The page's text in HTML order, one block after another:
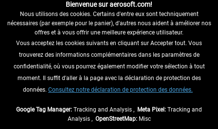
RENONCER AU CONTRAT ICI
INFORMATIONS
NE MANQUEZ PAS LES DERNIÈRES
Bienvenue sur aerosoft.com!
Nous utilisons des cookies. Certains d'entre eux sont techniquement
nécessaires (par exemple pour le panier), d'autres nous aident à améliorer nos
offres et à vous offrir une meilleure expérience utilisateur.
Vous acceptez les cookies suivants en cliquant sur Accepter tout. Vous
trouverez des informations complémentaires dans les paramètres de
confidentialité, où vous pourrez également modifier votre sélection à tout
moment. Il suffit d'aller à la page avec la déclaration de protection des
données. Consultez notre déclaration de protection des données.
Google Tag Manager: Tracking and Analysis , Meta Pixel: Tracking and
Analysis , OpenStreetMap:Misc